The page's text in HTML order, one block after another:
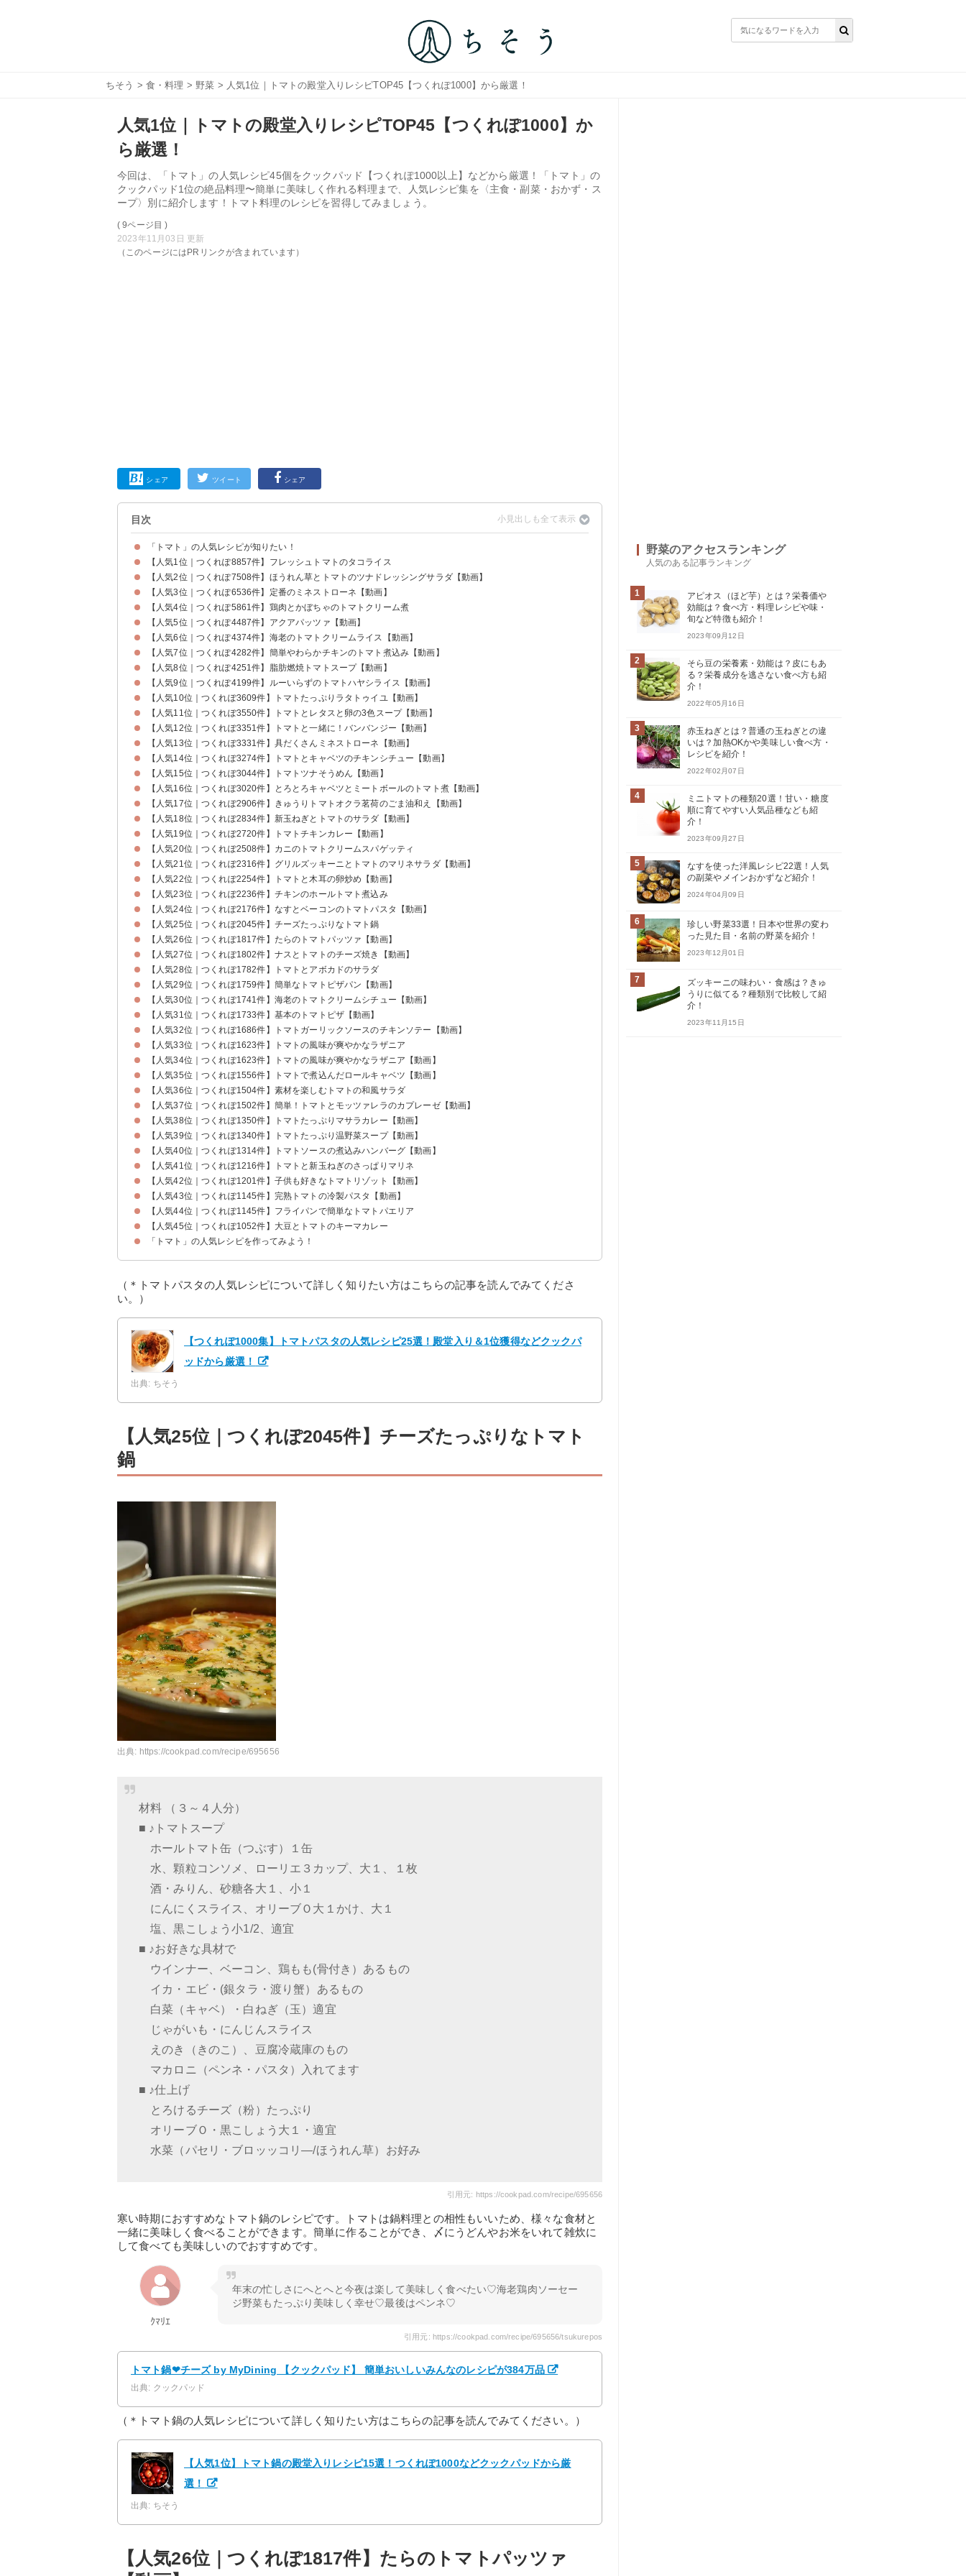
ちそう > 食・料理 > 野菜 > 人気1位｜トマトの殿堂入りレシピTOP45【つくれぽ1000】から厳選！
人気1位｜トマトの殿堂入りレシピTOP45【つくれぽ1000】か
ら厳選！
今回は、「トマト」の人気レシピ45個をクックパッド【つくれぽ1000以上】などから厳選！「トマト」の
クックパッド1位の絶品料理〜簡単に美味しく作れる料理まで、人気レシピ集を〈主食・副菜・おかず・ス
ープ〉別に紹介します！トマト料理のレシピを習得してみましょう。
( 9ページ目 )
2023年11月03日 更新
（このページにはPRリンクが含まれています）
シェア ツイート シェア
目次
「トマト」の人気レシピが知りたい！
【人気1位｜つくれぽ8857件】フレッシュトマトのタコライス
【人気2位｜つくれぽ7508件】ほうれん草とトマトのツナドレッシングサラダ【動画】
【人気3位｜つくれぽ6536件】定番のミネストローネ【動画】
【人気4位｜つくれぽ5861件】鶏肉とかぼちゃのトマトクリーム煮
【人気5位｜つくれぽ4487件】アクアパッツァ【動画】
【人気6位｜つくれぽ4374件】海老のトマトクリームライス【動画】
【人気7位｜つくれぽ4282件】簡単やわらかチキンのトマト煮込み【動画】
【人気8位｜つくれぽ4251件】脂肪燃焼トマトスープ【動画】
【人気9位｜つくれぽ4199件】ルーいらずのトマトハヤシライス【動画】
【人気10位｜つくれぽ3609件】トマトたっぷりラタトゥイユ【動画】
【人気11位｜つくれぽ3550件】トマトとレタスと卵の3色スープ【動画】
【人気12位｜つくれぽ3351件】トマトと一緒に！バンバンジー【動画】
【人気13位｜つくれぽ3331件】具だくさんミネストローネ【動画】
【人気14位｜つくれぽ3274件】トマトとキャベツのチキンシチュー【動画】
【人気15位｜つくれぽ3044件】トマトツナそうめん【動画】
【人気16位｜つくれぽ3020件】とろとろキャベツとミートボールのトマト煮【動画】
【人気17位｜つくれぽ2906件】きゅうりトマトオクラ茗荷のごま油和え【動画】
【人気18位｜つくれぽ2834件】新玉ねぎとトマトのサラダ【動画】
【人気19位｜つくれぽ2720件】トマトチキンカレー【動画】
【人気20位｜つくれぽ2508件】カニのトマトクリームスパゲッティ
【人気21位｜つくれぽ2316件】グリルズッキーニとトマトのマリネサラダ【動画】
【人気22位｜つくれぽ2254件】トマトと木耳の卵炒め【動画】
【人気23位｜つくれぽ2236件】チキンのホールトマト煮込み
【人気24位｜つくれぽ2176件】なすとベーコンのトマトパスタ【動画】
【人気25位｜つくれぽ2045件】チーズたっぷりなトマト鍋
【人気26位｜つくれぽ1817件】たらのトマトパッツァ【動画】
【人気27位｜つくれぽ1802件】ナスとトマトのチーズ焼き【動画】
【人気28位｜つくれぽ1782件】トマトとアボカドのサラダ
【人気29位｜つくれぽ1759件】簡単なトマトピザパン【動画】
【人気30位｜つくれぽ1741件】海老のトマトクリームシチュー【動画】
【人気31位｜つくれぽ1733件】基本のトマトピザ【動画】
【人気32位｜つくれぽ1686件】トマトガーリックソースのチキンソテー【動画】
【人気33位｜つくれぽ1623件】トマトの風味が爽やかなラザニア
【人気34位｜つくれぽ1623件】トマトの風味が爽やかなラザニア【動画】
【人気35位｜つくれぽ1556件】トマトで煮込んだロールキャベツ【動画】
【人気36位｜つくれぽ1504件】素材を楽しむトマトの和風サラダ
【人気37位｜つくれぽ1502件】簡単！トマトとモッツァレラのカプレーゼ【動画】
【人気38位｜つくれぽ1350件】トマトたっぷりマサラカレー【動画】
【人気39位｜つくれぽ1340件】トマトたっぷり温野菜スープ【動画】
【人気40位｜つくれぽ1314件】トマトソースの煮込みハンバーグ【動画】
【人気41位｜つくれぽ1216件】トマトと新玉ねぎのさっぱりマリネ
【人気42位｜つくれぽ1201件】子供も好きなトマトリゾット【動画】
【人気43位｜つくれぽ1145件】完熟トマトの冷製パスタ【動画】
【人気44位｜つくれぽ1145件】フライパンで簡単なトマトパエリア
【人気45位｜つくれぽ1052件】大豆とトマトのキーマカレー
「トマト」の人気レシピを作ってみよう！
（＊トマトパスタの人気レシピについて詳しく知りたい方はこちらの記事を読んでみてくださ
い。）
【つくれぽ1000集】トマトパスタの人気レシピ25選！殿堂入り＆1位獲得などクックパ
ッドから厳選！
出典: ちそう
【人気25位｜つくれぽ2045件】チーズたっぷりなトマト
鍋
出典: https://cookpad.com/recipe/695656
材料 （３～４人分）
■ ♪トマトスープ
ホールトマト缶（つぶす）１缶
水、顆粒コンソメ、ローリエ３カップ、大１、１枚
酒・みりん、砂糖各大１、小１
にんにくスライス、オリーブＯ大１かけ、大１
塩、黒こしょう小1/2、適宜
■ ♪お好きな具材で
ウインナー、ベーコン、鶏もも(骨付き）あるもの
イカ・エビ・(銀タラ・渡り蟹）あるもの
白菜（キャベ）・白ねぎ（玉）適宜
じゃがいも・にんじんスライス
えのき（きのこ）、豆腐冷蔵庫のもの
マカロニ（ペンネ・パスタ）入れてます
■ ♪仕上げ
とろけるチーズ（粉）たっぷり
オリーブＯ・黒こしょう大１・適宜
水菜（パセリ・ブロッッコリ—/ほうれん草）お好み
引用元: https://cookpad.com/recipe/695656
寒い時期におすすめなトマト鍋のレシピです。トマトは鍋料理との相性もいいため、様々な食材と
一緒に美味しく食べることができます。簡単に作ることができ、〆にうどんやお米をいれて雑炊に
して食べても美味しいのでおすすめです。
ｸﾏﾘｴ
年末の忙しさにへとへと今夜は楽して美味しく食べたい♡海老鶏肉ソーセー
ジ野菜もたっぷり美味しく幸せ♡最後はペンネ♡
引用元: https://cookpad.com/recipe/695656/tsukurepos
トマト鍋❤チーズ by MyDining 【クックパッド】 簡単おいしいみんなのレシピが384万品
出典: クックパッド
（＊トマト鍋の人気レシピについて詳しく知りたい方はこちらの記事を読んでみてください。）
【人気1位】トマト鍋の殿堂入りレシピ15選！つくれぽ1000などクックパッドから厳
選！
出典: ちそう
【人気26位｜つくれぽ1817件】たらのトマトパッツァ
野菜のアクセスランキング
人気のある記事ランキング
1
アピオス（ほど芋）とは？栄養価や
効能は？食べ方・料理レシピや味・
旬など特徴も紹介！
2023年09月12日
2
そら豆の栄養素・効能は？皮にもあ
る？栄養成分を逃さない食べ方も紹
介！
2022年05月16日
3
赤玉ねぎとは？普通の玉ねぎとの違
いは？加熱OKかや美味しい食べ方・
レシピを紹介！
2022年02月07日
4
ミニトマトの種類20選！甘い・糖度
順に育てやすい人気品種なども紹
介！
2023年09月27日
5
なすを使った洋風レシピ22選！人気
の副菜やメインおかずなど紹介！
2024年04月09日
6
珍しい野菜33選！日本や世界の変わ
った見た目・名前の野菜を紹介！
2023年12月01日
7
ズッキーニの味わい・食感は？きゅ
うりに似てる？種類別で比較して紹
介！
2023年11月15日